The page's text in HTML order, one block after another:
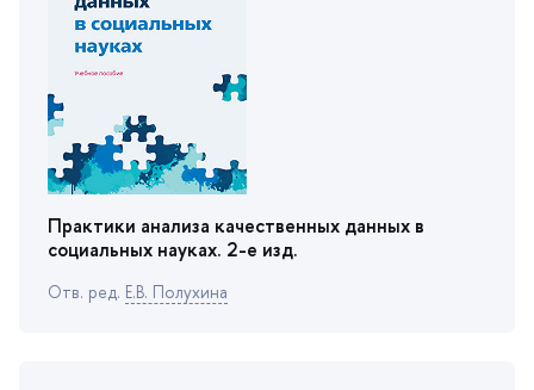
Практики анализа качественных данных
социальных науках. 2-е изд.
Отв. ред. Е.В. Полухина